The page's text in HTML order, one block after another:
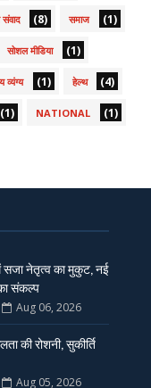
(8) समाज (1)
सोशल मीडिया (1)
व्यंग्य (1) हेल्थ (4)
(1) NATIONAL (1)
सजा नेतृत्व का मुकुट, नई
संकल्प
Aug 06, 2026
की रोशनी, सुकीर्ति
Aug 05, 2026